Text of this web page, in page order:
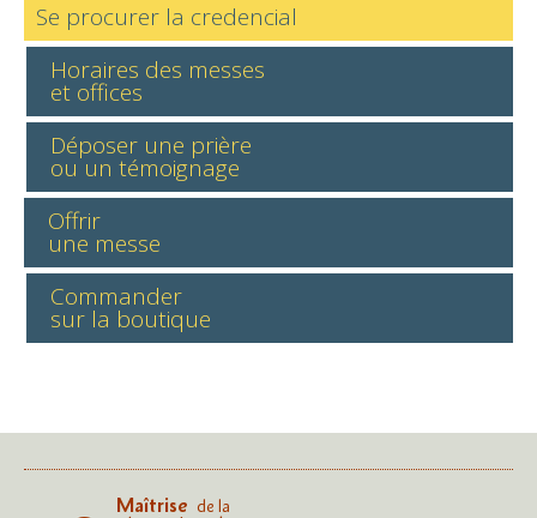
Se procurer la credencial
Horaires des messes
et offices
Déposer une prière
ou un témoignage
Offrir
une messe
Commander
sur la boutique
Maîtrise de la